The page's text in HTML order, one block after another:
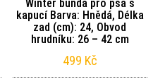
Winter bunda pro psa s
kapucí Barva: Hnědá, Délka
zad (cm): 24, Obvod
hrudníku: 26 – 42 cm
499 Kč